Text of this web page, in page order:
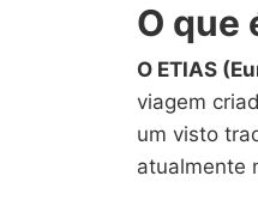
O que
O ETIAS
viagem
um visto
atualmente